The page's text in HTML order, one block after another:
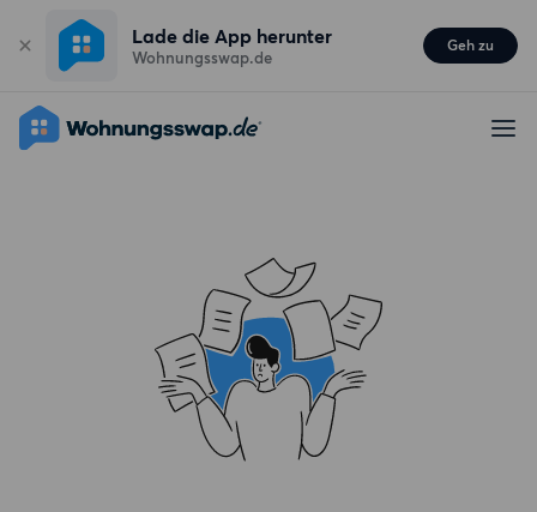
Lade die App herunter
Wohnungsswap.de
Geh zu